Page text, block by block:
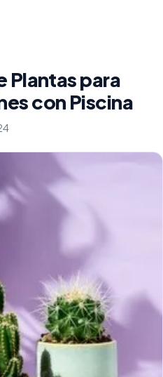
Plantas para
con Piscina